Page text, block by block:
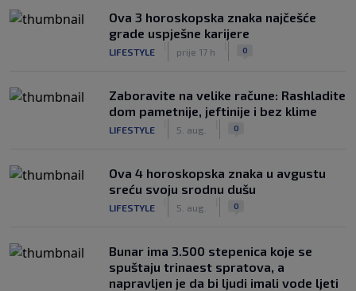
Ova 3 horoskopska znaka najčešće
grade uspješne karijere
LIFESTYLE prije 17 h 0
Zaboravite na velike račune: Rashladite
dom pametnije, jeftinije i bez klime
LIFESTYLE 5. aug. 0
Ova 4 horoskopska znaka u avgustu
sreću svoju srodnu dušu
LIFESTYLE 5. aug. 0
Bunar imа 3.500 stepenica koje se
spuštaju trinaest spratova, a
napravljen je da bi ljudi imali vode ljeti